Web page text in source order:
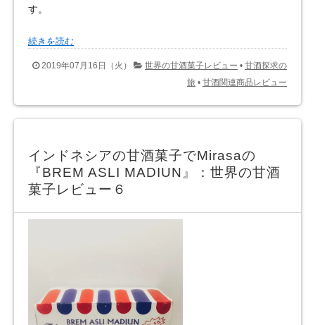
す。
続きを読む
2019年07月16日（火） 世界の甘酒菓子レビュー • 甘酒探求の
旅 • 甘酒関連商品レビュー
インドネシアの甘酒菓子でMirasaの
『BREM ASLI MADIUN』：世界の甘酒
菓子レビュー６